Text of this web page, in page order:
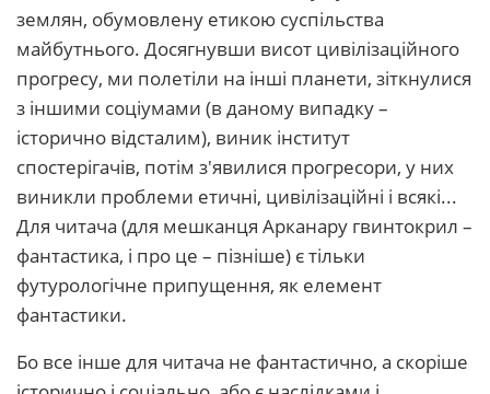
землян, обумовлену етикою суспільства
майбутнього. Досягнувши висот цивілізаційного
прогресу, ми полетіли на інші планети, зіткнулися
з іншими соціумами (в даному випадку –
історично відсталим), виник інститут
спостерігачів, потім з'явилися прогресори, у них
виникли проблеми етичні, цивілізаційні і всякі...
Для читача (для мешканця Арканару гвинтокрил –
фантастика, і про це – пізніше) є тільки
футурологічне припущення, як елемент
фантастики.
Бо все інше для читача не фантастично, а скоріше